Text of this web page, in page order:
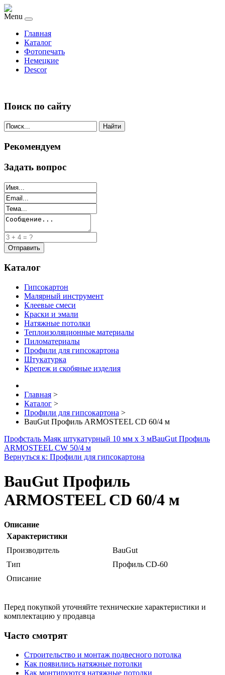
Menu
Главная
Каталог
Фотопечать
Немецкие
Descor
Поиск по сайту
Найти
Рекомендуем
Задать вопрос
Каталог
Гипсокартон
Малярный инструмент
Клеевые смеси
Краски и эмали
Натяжные потолки
Теплоизоляционные материалы
Пиломатериалы
Профили для гипсокартона
Штукатурка
Крепеж и скобяные изделия
Главная >
Каталог >
Профили для гипсокартона >
BauGut Профиль ARMOSTEEL CD 60/4 м
Профсталь Маяк штукатурный 10 мм х 3 мBauGut Профиль
ARMOSTEEL CW 50/4 м
Вернуться к: Профили для гипсокартона
BauGut Профиль
ARMOSTEEL CD 60/4 м
Описание
Характеристики
Производитель
BauGut
Тип
Профиль CD-60
Описание
Перед покупкой уточняйте технические характеристики и
комплектацию у продавца
Часто смотрят
Строительство и монтаж подвесного потолка
Как появились натяжные потолки
Как монтируются натяжные потолки